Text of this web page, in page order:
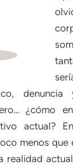
¿cómo
actual?
menos que
realidad